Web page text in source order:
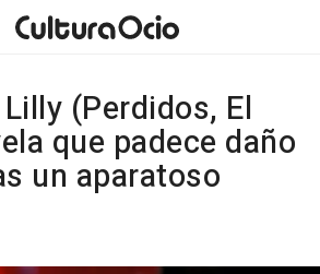
(Perdidos, El
que padece daño
un aparatoso